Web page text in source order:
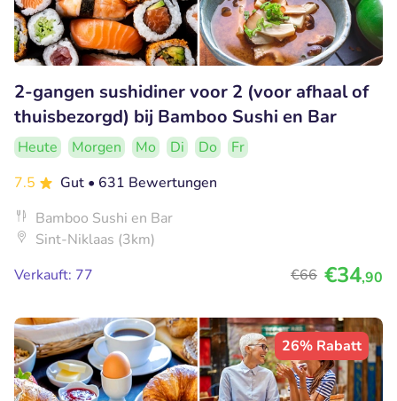
2-gangen sushidiner voor 2 (voor afhaal of
thuisbezorgd) bij Bamboo Sushi en Bar
Heute Morgen Mo Di Do
Fr
7.5
Gut • 631 Bewertungen
Bamboo Sushi en Bar
Sint-Niklaas (3km)
Verkauft: 77
€66 €34,90
26% Rabatt